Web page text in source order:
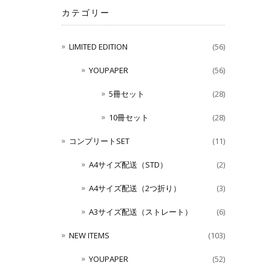
カテゴリー
LIMITED EDITION (56)
YOUPAPER (56)
5冊セット (28)
10冊セット (28)
コンプリートSET (11)
A4サイズ配送（STD） (2)
A4サイズ配送（2つ折り） (3)
A3サイズ配送（ストレート） (6)
NEW ITEMS (103)
YOUPAPER (52)